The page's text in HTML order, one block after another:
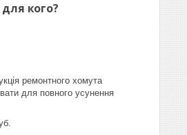
кого?
ремонтного хомута
для повного усунення